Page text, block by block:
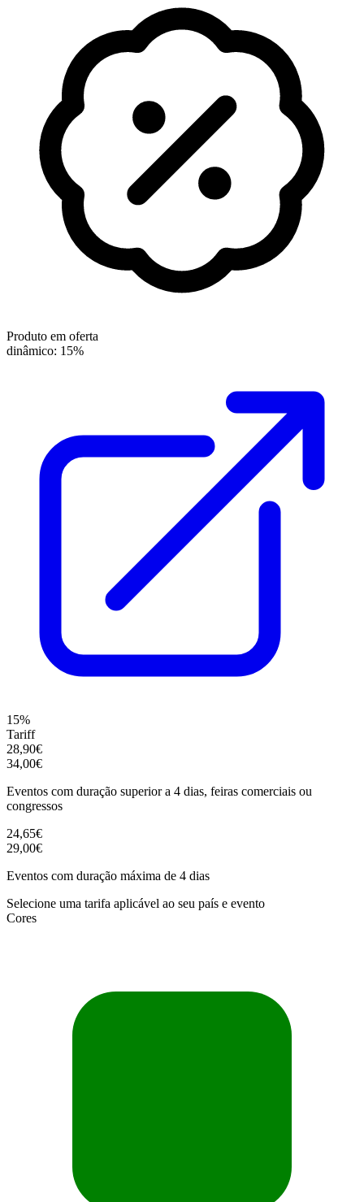
Produto em oferta
dinâmico: 15%
15%
Tariff
28,90€
34,00€
Eventos com duração superior a 4 dias, feiras comerciais ou
congressos
24,65€
29,00€
Eventos com duração máxima de 4 dias
Selecione uma tarifa aplicável ao seu país e evento
Cores